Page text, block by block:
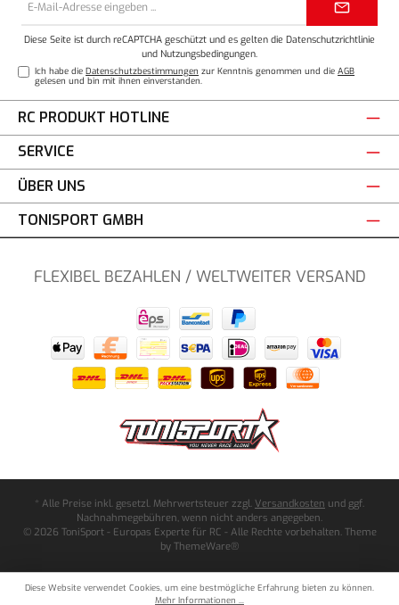
Diese Seite ist durch reCAPTCHA geschützt und es gelten die Datenschutzrichtlinie
und Nutzungsbedingungen
Ich habe dieDatenschutzbestimmungen zur Kenntnis genommen und dieAGB
gelesen und bin mit ihnen einverstanden.
RC PRODUKT HOTLINE
SERVICE
ÜBER UNS
TONISPORT GMBH
FLEXIBEL BEZAHLEN / WELTWEITER VERSAND
* Alle Preise inkl. gesetzl. Mehrwertsteuer zzgl. Versandkosten und ggf.
Nachnahmegebühren, wenn nicht anders angegeben.
© 2026 ToniSport - Europas Experte für RC - Alle Rechte vorbehalten. Theme
by ThemeWare®
Diese Website verwendet Cookies, um eine bestmögliche Erfahrung bieten zu können.
Mehr Informationen ...